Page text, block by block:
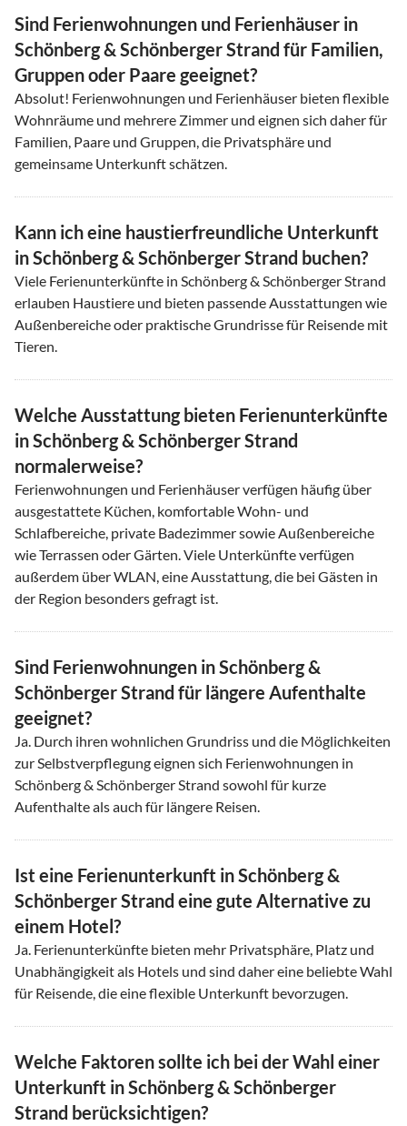
Sind Ferienwohnungen und Ferienhäuser in
Schönberg & Schönberger Strand für Familien,
Gruppen oder Paare geeignet?
Absolut! Ferienwohnungen und Ferienhäuser bieten flexible
Wohnräume und mehrere Zimmer und eignen sich daher für
Familien, Paare und Gruppen, die Privatsphäre und
gemeinsame Unterkunft schätzen.
Kann ich eine haustierfreundliche Unterkunft
in Schönberg & Schönberger Strand buchen?
Viele Ferienunterkünfte in Schönberg & Schönberger Strand
erlauben Haustiere und bieten passende Ausstattungen wie
Außenbereiche oder praktische Grundrisse für Reisende mit
Tieren.
Welche Ausstattung bieten Ferienunterkünfte
in Schönberg & Schönberger Strand
normalerweise?
Ferienwohnungen und Ferienhäuser verfügen häufig über
ausgestattete Küchen, komfortable Wohn- und
Schlafbereiche, private Badezimmer sowie Außenbereiche
wie Terrassen oder Gärten. Viele Unterkünfte verfügen
außerdem über WLAN, eine Ausstattung, die bei Gästen in
der Region besonders gefragt ist.
Sind Ferienwohnungen in Schönberg &
Schönberger Strand für längere Aufenthalte
geeignet?
Ja. Durch ihren wohnlichen Grundriss und die Möglichkeiten
zur Selbstverpflegung eignen sich Ferienwohnungen in
Schönberg & Schönberger Strand sowohl für kurze
Aufenthalte als auch für längere Reisen.
Ist eine Ferienunterkunft in Schönberg &
Schönberger Strand eine gute Alternative zu
einem Hotel?
Ja. Ferienunterkünfte bieten mehr Privatsphäre, Platz und
Unabhängigkeit als Hotels und sind daher eine beliebte Wahl
für Reisende, die eine flexible Unterkunft bevorzugen.
Welche Faktoren sollte ich bei der Wahl einer
Unterkunft in Schönberg & Schönberger
Strand berücksichtigen?